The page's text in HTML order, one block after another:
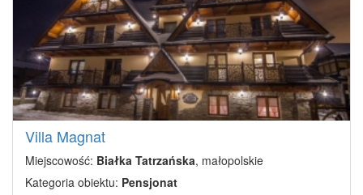
Villa Magnat
Miejscowość: Białka Tatrzańska, małopolskie
Kategoria obiektu: Pensjonat